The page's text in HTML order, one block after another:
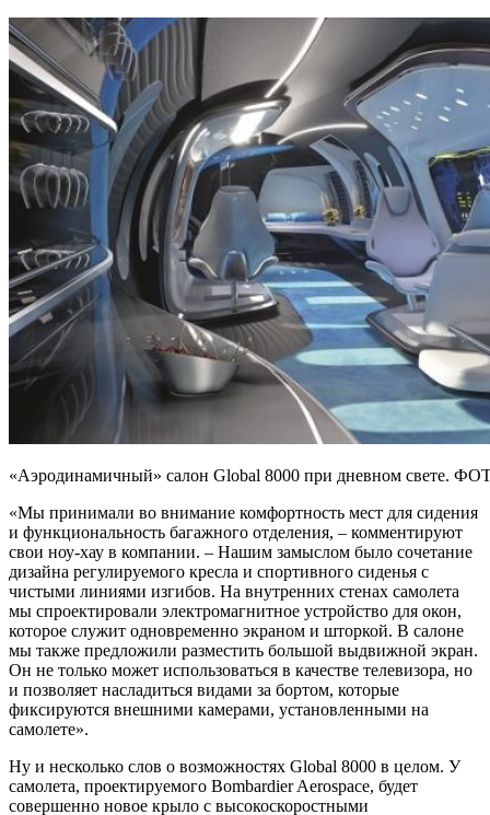
«Аэродинамичный» салон Global 8000 при дневном свете.
«Мы принимали во внимание комфортность мест для сидения
и функциональность багажного отделения, – комментируют
свои ноу-хау в компании. – Нашим замыслом было сочетание
дизайна регулируемого кресла и спортивного сиденья с
чистыми линиями изгибов. На внутренних стенах самолета
мы спроектировали электромагнитное устройство для окон,
которое служит одновременно экраном и шторкой. В салоне
мы также предложили разместить большой выдвижной экран.
Он не только может использоваться в качестве телевизора, но
и позволяет насладиться видами за бортом, которые
фиксируются внешними камерами, установленными на
самолете».
Ну и несколько слов о возможностях Global 8000 в целом. У
самолета, проектируемого Bombardier Aerospace, будет
совершенно новое крыло с высокоскоростными